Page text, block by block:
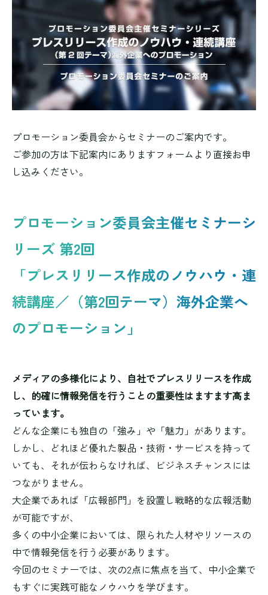
プロモーション委員会からセミナーのご案内です。
ご参加の方は下記案内にありますフォームより直接お申
し込みください。
プロモーション委員会主催セミナーシ
リーズ 第2回
「プレスリリース作成のノウハウ・連
続講座／（第2回テーマ）海外企業へ
のプロモーション」
メディアの多様化により、自社でプレスリリースを作成
し、的確に情報発信を行うことの重要性はますます高ま
っています。
どんな企業にも独自の「強み」や「魅力」があります。
しかし、どれほど優れた製品・技術・サービスを持って
いても、それが伝わらなければ、ビジネスチャンスには
つながりません。
大企業であれば「広報部門」を設置し戦略的な広報活動
が可能ですが、
多くの中小企業においては、限られた人材やリソースの
中で情報発信を行う必要があります。
今回のセミナーでは、次の2点に焦点を当て、中小企業で
もすぐに実践可能なノウハウを学びます。